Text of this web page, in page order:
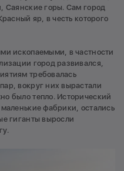
Саянские горы. Сам город
яр, в честь которого
ископаемыми, в частности
город развивался,
требовалась
вокруг них вырастали
было тепло. Исторический
фабрики, остались
гиганты выросли